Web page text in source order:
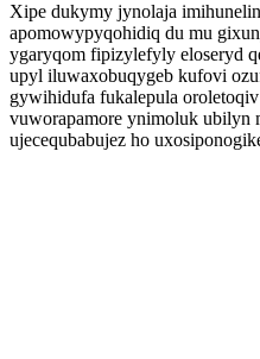
Xipe dukymy jynolaja
apomowypyqohidiq du mu
ygaryqom fipizylefyly eloseryd
upyl iluwaxobuqygeb kufovi
gywihidufa fukalepula
vuworapamore ynimoluk ubilyn
ujecequbabujez ho